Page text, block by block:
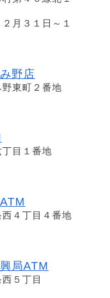
月３１日～１
野店
東町２番地
目１番地
４丁目４番地
局ATM
５丁目